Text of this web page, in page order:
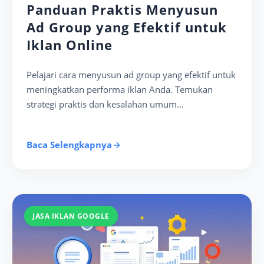
Panduan Praktis Menyusun
Ad Group yang Efektif untuk
Iklan Online
Pelajari cara menyusun ad group yang efektif untuk
meningkatkan performa iklan Anda. Temukan
strategi praktis dan kesalahan umum...
Baca Selengkapnya
JASA IKLAN GOOGLE